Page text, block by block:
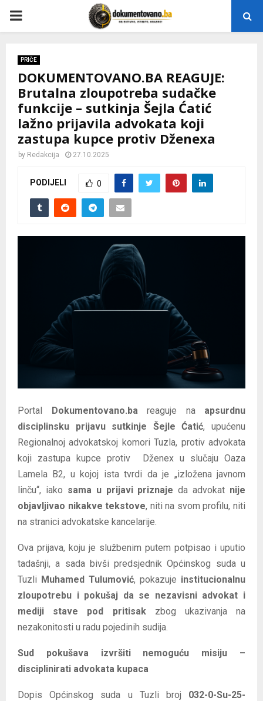
P
M
A
M
PRIČE
DOKUMENTOVANO.BA REAGUJE:
Brutalna zloupotreba sudačke
funkcije – sutkinja Šejla Ćatić
lažno prijavila advokata koji
zastupa kupce protiv Dženexa
by Redakcija 27.10.2025
PODIJELI 0
Portal Dokumentovano.ba reaguje na apsurdnu
disciplinsku prijavu sutkinje Šejle Ćatić, upućenu
Regionalnoj advokatskoj komori Tuzla, protiv advokata
koji zastupa kupce protiv Dženex u slučaju Oaza
Lamela B2, u kojoj ista tvrdi da je „izložena javnom
linču“, iako sama u prijavi priznaje da advokat nije
objavljivao nikakve tekstove, niti na svom profilu, niti
na stranici advokatske kancelarije.
Ova prijava, koju je službenim putem potpisao i uputio
tadašnji, a sada bivši predsjednik Općinskog suda u
Tuzli Muhamed Tulumović, pokazuje institucionalnu
zloupotrebu i pokušaj da se nezavisni advokat i
mediji stave pod pritisakzbog ukazivanja na
nezakonitosti u radu pojedinih sudija.
Sud pokušava izvršiti nemoguću misiju –
disciplinirati advokata kupaca
Dopis Općinskog suda u Tuzli broj 032-0-Su-25-